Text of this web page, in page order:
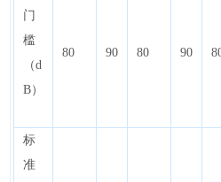
门
槛
（d
B）
80 90 80 90
标
准